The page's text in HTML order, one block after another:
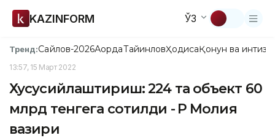
KAZINFORM ЎЗ
Тренд:Сайлов-2026АқордаТайинловҲодисаҚонун ва
13:57, 15 Март 2022
Хусусийлаштириш: 224 та объект 60
млрд тенгега сотилди - ҚР Молия
вазири